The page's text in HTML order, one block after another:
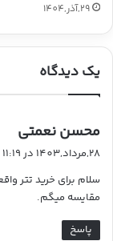
29,آذر,1404
یک دیدگاه
محسن نعمتی
ف
:
28,مرداد,1403 در 11:19 ق.ظ
سلام برای خرید تتر
مقایسه میگم.
پاسخ